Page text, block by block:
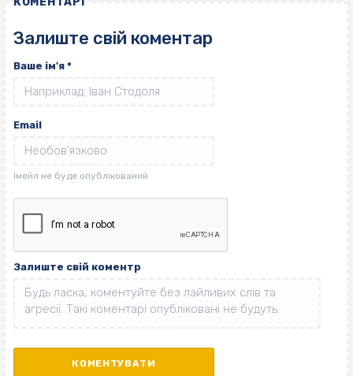
Залиште свій коментар
Ваше ім'я *
Email
Залиште свій коментр